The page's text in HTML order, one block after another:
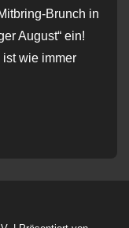
Brunch in
August“ ein!
ist wie immer